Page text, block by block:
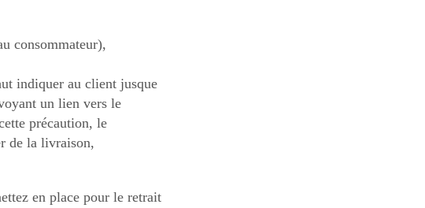
consommateur),
indiquer au client jusque
un lien vers le
précaution, le
de la livraison,
en place pour le retrait